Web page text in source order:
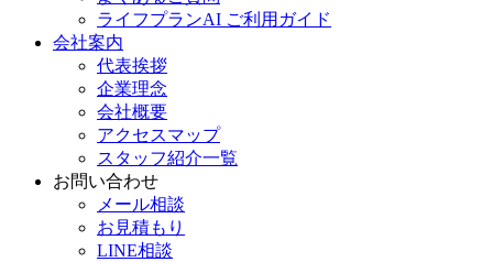
ライフプランAI ご利用ガイド
会社案内
代表挨拶
企業理念
会社概要
アクセスマップ
スタッフ紹介一覧
お問い合わせ
メール相談
お見積もり
LINE相談